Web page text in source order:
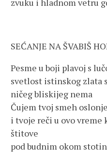
zvuku i hladnom vetru
SEĆANJE NA ŠVABIŠ
Pesme u boji plavoj s
svetlost istinskog zlata
ničeg bliskijeg nema
Čujem tvoj smeh
i tvoje reči u ovo vreme
štitove
pod budnim okom